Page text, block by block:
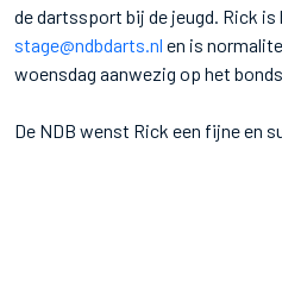
de dartssport bij de jeugd. Rick is
stage@ndbdarts.nl en is
woensdag aanwezig op het
De NDB wenst Rick een fijne en